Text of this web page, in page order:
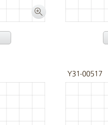
Y31-00517